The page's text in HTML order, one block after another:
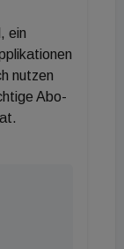
als die
als primären
nach
und
ein
nutzen
Abo-